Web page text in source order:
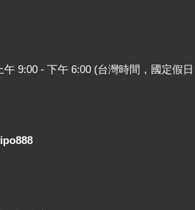
9:00 - 下午 6:00 (台灣時間，國定假日